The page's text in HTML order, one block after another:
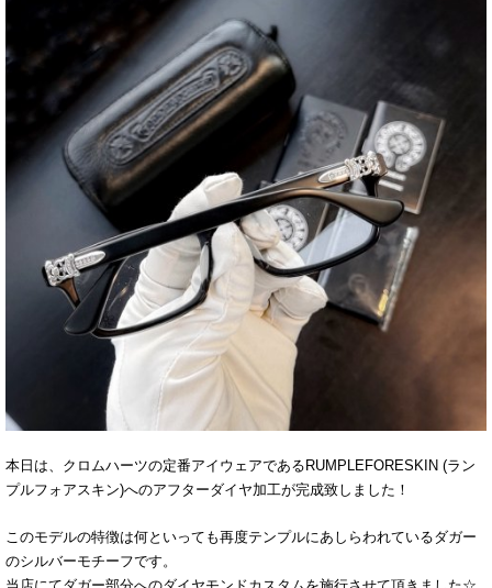
本日は、クロムハーツの定番アイウェアであるRUMPLEFORESKIN (ラン
プルフォアスキン)へのアフターダイヤ加工が完成致しました！
このモデルの特徴は何といっても再度テンプルにあしらわれているダガー
のシルバーモチーフです。